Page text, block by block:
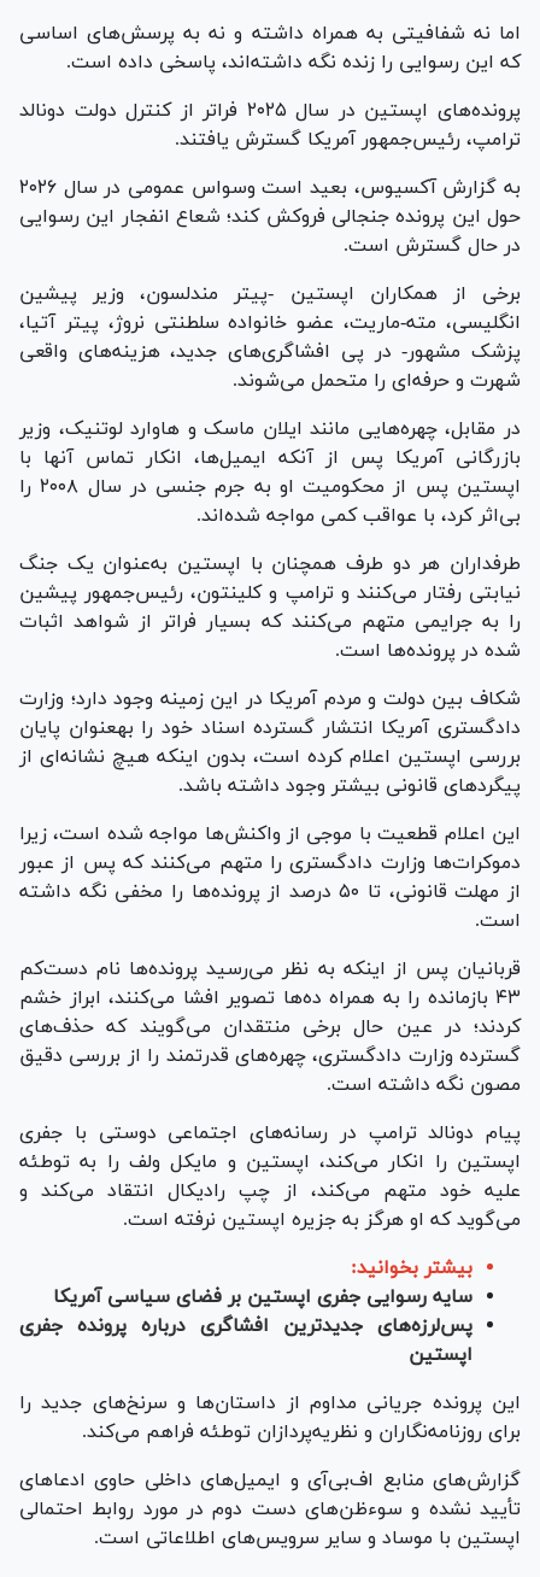
اما نه شفافیتی به همراه داشته و نه به پرسش‌های اساسی
که این رسوایی را زنده نگه داشته‌اند، پاسخی داده است.
پرونده‌های اپستین در سال ۲۰۲۵ فراتر از کنترل دولت دونالد
ترامپ، رئیس‌جمهور آمریکا گسترش یافتند.
به گزارش آکسیوس، بعید است وسواس عمومی در سال ۲۰۲۶
حول این پرونده جنجالی فروکش کند؛ شعاع انفجار این رسوایی
در حال گسترش است.
برخی از همکاران اپستین -پیتر مندلسون، وزیر پیشین
انگلیسی، مته-ماریت، عضو خانواده سلطنتی نروژ، پیتر آتیا،
پزشک مشهور- در پی افشاگری‌های جدید، هزینه‌های واقعی
شهرت و حرفه‌ای را متحمل می‌شوند.
در مقابل، چهره‌هایی مانند ایلان ماسک و هاوارد لوتنیک، وزیر
بازرگانی آمریکا پس از آنکه ایمیل‌ها، انکار تماس آنها با
اپستین پس از محکومیت او به جرم جنسی در سال ۲۰۰۸ را
بی‌اثر کرد، با عواقب کمی مواجه شده‌اند.
طرفداران هر دو طرف همچنان با اپستین به‌عنوان یک جنگ
نیابتی رفتار می‌کنند و ترامپ و کلینتون، رئیس‌جمهور پیشین
را به جرایمی متهم می‌کنند که بسیار فراتر از شواهد اثبات
شده در پرونده‌ها است.
شکاف بین دولت و مردم آمریکا در این زمینه وجود دارد؛ وزارت
دادگستری آمریکا انتشار گسترده اسناد خود را به‎عنوان پایان
بررسی اپستین اعلام کرده است، بدون اینکه هیچ نشانه‌ای از
پیگرد‌های قانونی بیشتر وجود داشته باشد.
این اعلام قطعیت با موجی از واکنش‌ها مواجه شده است، زیرا
دموکرات‌ها وزارت دادگستری را متهم می‌کنند که پس از عبور
از مهلت قانونی، تا ۵۰ درصد از پرونده‌ها را مخفی نگه داشته
است.
قربانیان پس از اینکه به نظر می‌رسید پرونده‌ها نام دست‌کم
۴۳ بازمانده را به همراه ده‌ها تصویر افشا می‌کنند، ابراز خشم
کردند؛ در عین حال برخی منتقدان می‌گویند که حذف‌های
گسترده وزارت دادگستری، چهره‌های قدرتمند را از بررسی دقیق
مصون نگه داشته است.
پیام دونالد ترامپ در رسانه‌های اجتماعی دوستی با جفری
اپستین را انکار می‌کند، اپستین و مایکل ولف را به توطئه
علیه خود متهم می‌کند، از چپ رادیکال انتقاد می‌کند و
می‌گوید که او هرگز به جزیره اپستین نرفته است.
بیشتر بخوانید:
سایه رسوایی جفری اپستین بر فضای سیاسی آمریکا
پس‌لرزه‌های جدیدترین افشاگری درباره پرونده جفری
اپستین
این پرونده جریانی مداوم از داستان‌ها و سرنخ‌های جدید را
برای روزنامه‌نگاران و نظریه‌پردازان توطئه فراهم می‌کند.
گزارش‌های منابع اف‌بی‌آی و ایمیل‌های داخلی حاوی ادعا‌های
تأیید نشده و سوءظن‌های دست دوم در مورد روابط احتمالی
اپستین با موساد و سایر سرویس‌های اطلاعاتی است.